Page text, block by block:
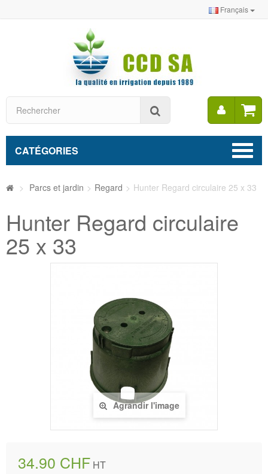
Français
Mon
CATÉGORIES
> Parcs et jardin > Regard > Hunter Regard circulaire 25 x 33
Hunter Regard circulaire
25 x 33
Agrandir l'image
34.90 CHF HT